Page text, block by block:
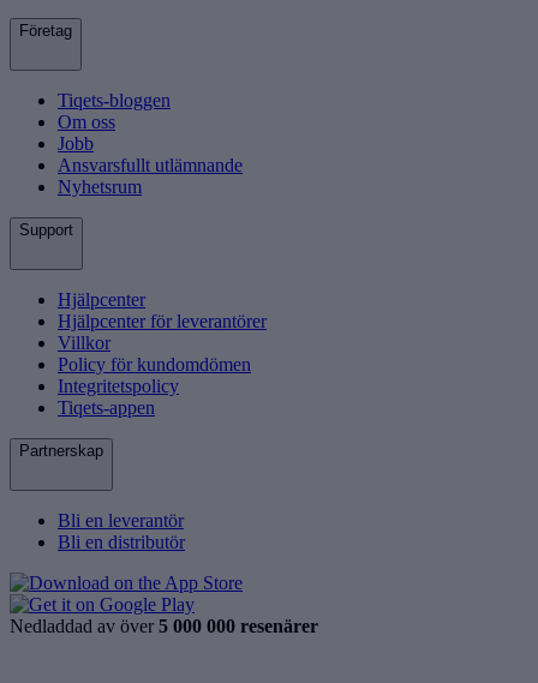
Företag
Tiqets-bloggen
Om oss
Jobb
Ansvarsfullt utlämnande
Nyhetsrum
Support
Hjälpcenter
Hjälpcenter för leverantörer
Villkor
Policy för kundomdömen
Integritetspolicy
Tiqets-appen
Partnerskap
Bli en leverantör
Bli en distributör
Nedladdad av över 5 000 000 resenärer